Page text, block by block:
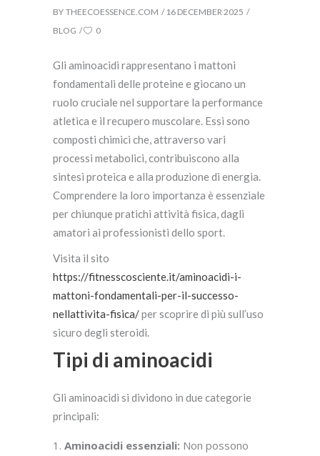
BY THEECOESSENCE.COM
16 DECEMBER 2025
BLOG
0
Gli aminoacidi rappresentano i mattoni
fondamentali delle proteine e giocano un
ruolo cruciale nel supportare la performance
atletica e il recupero muscolare. Essi sono
composti chimici che, attraverso vari
processi metabolici, contribuiscono alla
sintesi proteica e alla produzione di energia.
Comprendere la loro importanza è essenziale
per chiunque pratichi attività fisica, dagli
amatori ai professionisti dello sport.
Visita il sito
https://fitnesscosciente.it/aminoacidi-i-
mattoni-fondamentali-per-il-successo-
nellattivita-fisica/per scoprire di più sull’uso
sicuro degli steroidi.
Tipi di aminoacidi
Gli aminoacidi si dividono in due categorie
principali:
Aminoacidi essenziali: Non possono